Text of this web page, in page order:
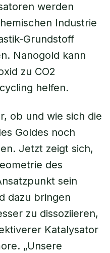
werden
Industrie
Grundstoff
Nanogold kann
zu CO2
helfen.
ob und wie sich die
Goldes noch
Jetzt zeigt sich,
des
sein
dazu bringen
zu dissoziieren,
Katalysator
„Unsere